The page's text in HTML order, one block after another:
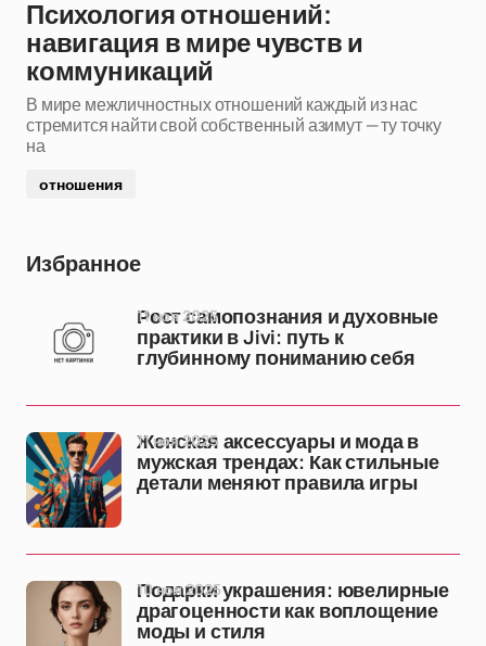
Психология отношений:
навигация в мире чувств и
коммуникаций
В мире межличностных отношений каждый из нас
стремится найти свой собственный азимут — ту точку
на
отношения
Избранное
Рост самопознания и духовные
практики в Jivi: путь к
глубинному пониманию себя
11 ноя 2025
Женская аксессуары и мода в
мужская трендах: Как стильные
детали меняют правила игры
11 ноя 2025
Подарки украшения: ювелирные
драгоценности как воплощение
моды и стиля
10 ноя 2025